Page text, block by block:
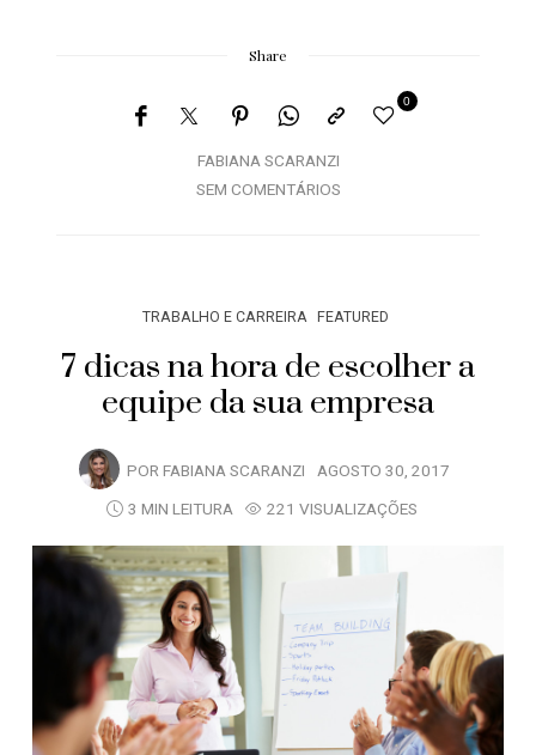
Share
FABIANA SCARANZI
0
SEM COMENTÁRIOS
TRABALHO E CARREIRA FEATURED
7 dicas na hora de escolher a
equipe da sua empresa
POR FABIANA SCARANZI AGOSTO 30, 2017
3 MIN LEITURA
221 VISUALIZAÇÕES